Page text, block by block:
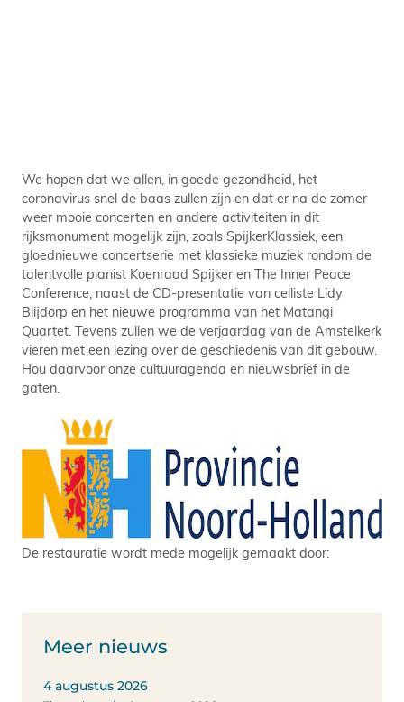
We hopen dat we allen, in goede gezondheid, het
coronavirus snel de baas zullen zijn en dat er na de zomer
weer mooie concerten en andere activiteiten in dit
rijksmonument mogelijk zijn, zoals SpijkerKlassiek, een
gloednieuwe concertserie met klassieke muziek rondom de
talentvolle pianist Koenraad Spijker en The Inner Peace
Conference, naast de CD-presentatie van celliste Lidy
Blijdorp en het nieuwe programma van het Matangi
Quartet. Tevens zullen we de verjaardag van de Amstelkerk
vieren met een lezing over de geschiedenis van dit gebouw.
Hou daarvoor onze cultuuragenda en nieuwsbrief in de
gaten.
De restauratie wordt mede mogelijk gemaakt door:
Meer nieuws
4 augustus 2026